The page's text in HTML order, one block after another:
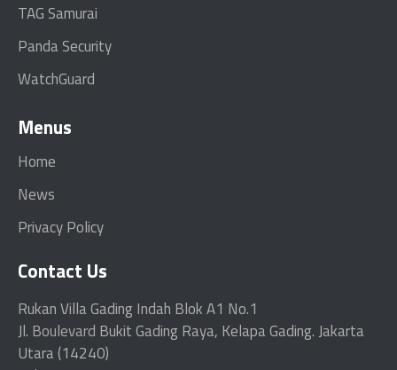
TAG Samurai
Panda Security
WatchGuard
Menus
Home
News
Privacy Policy
Contact Us
Rukan Villa Gading Indah Blok A1 No.1
Jl. Boulevard Bukit Gading Raya, Kelapa Gading. Jakarta
Utara (14240)